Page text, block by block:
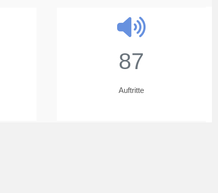
87
Auftritte